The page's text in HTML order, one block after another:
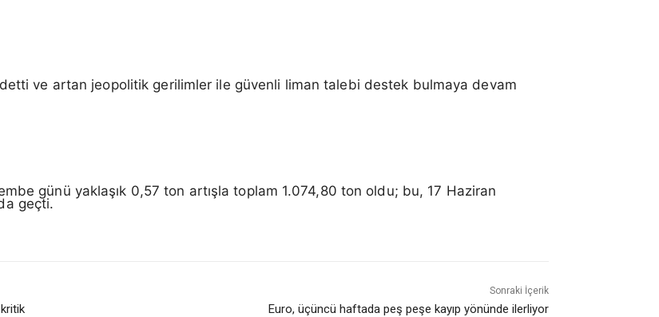
ve artan jeopolitik gerilimler ile güvenli liman talebi destek bulmaya devam
günü yaklaşık 0,57 ton artışla toplam 1.074,80 ton oldu; bu, 17 Haziran
geçti.
Sonraki İçerik
Euro, üçüncü haftada peş peşe kayıp yönünde ilerliyor